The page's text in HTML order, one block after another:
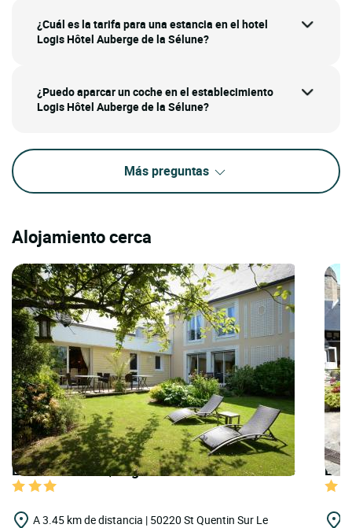
¿Cuál es la tarifa para una estancia en el hotel
Logis Hôtel Auberge de la Sélune?
¿Puedo aparcar un coche en el establecimiento
Logis Hôtel Auberge de la Sélune?
Más preguntas
Alojamiento cerca
LOGIS HOTELS | Logis Hôtel le Gué du Holme
A 3.45 km de distancia | 50220 St Quentin Sur Le